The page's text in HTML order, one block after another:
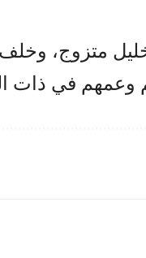
متزوج، وخلف
وعمهم في ذات